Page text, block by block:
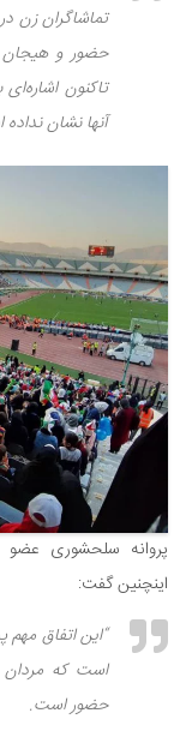
تماشاگران زن
حضور و هیجان
آنها نشان
پروانه سلحشوری عضو
اینچنین گفت:
“این اتفاق
است که مردان
حضور است.